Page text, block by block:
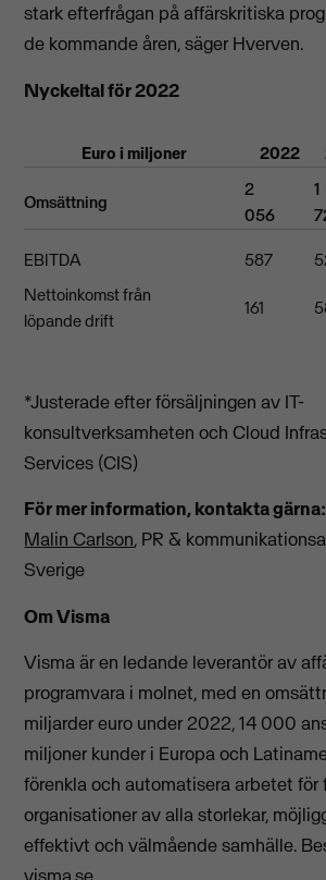
stark efterfrågan på affärskritiska
de kommande åren, säger Hverven.
Nyckeltal för 2022
Euro i miljoner 2022
Omsättning
2
056
1
EBITDA 587
Nettoinkomst från
löpande drift
161
*Justerade efter försäljningen av IT-
konsultverksamheten och Cloud
Services (CIS)
För mer information, kontakta gärna:
Malin Carlson, PR &
Sverige
Om Visma
Visma är en ledande leverantör av
programvara i molnet, med en
miljarder euro under 2022, 14 000
miljoner kunder i Europa och
förenkla och automatisera arbetet för
organisationer av alla storlekar,
effektivt och välmående samhälle.